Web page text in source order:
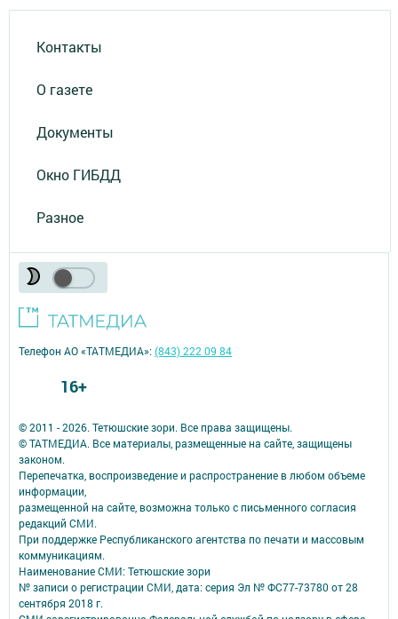
Контакты
О газете
Документы
Окно ГИБДД
Разное
© 2011 - 2026. Тетюшские зори. Все права защищены.
© ТАТМЕДИА. Все материалы, размещенные на сайте, защищены
законом.
Перепечатка, воспроизведение и распространение в любом объеме
информации,
размещенной на сайте, возможна только с письменного согласия
редакций СМИ.
При поддержке Республиканского агентства по печати и массовым
коммуникациям.
Наименование СМИ: Тетюшские зори
№ записи о регистрации СМИ, дата: серия Эл № ФС77-73780 от 28
сентября 2018 г.
Телефон АО «ТАТМЕДИА»:(843) 222 09 84
16+